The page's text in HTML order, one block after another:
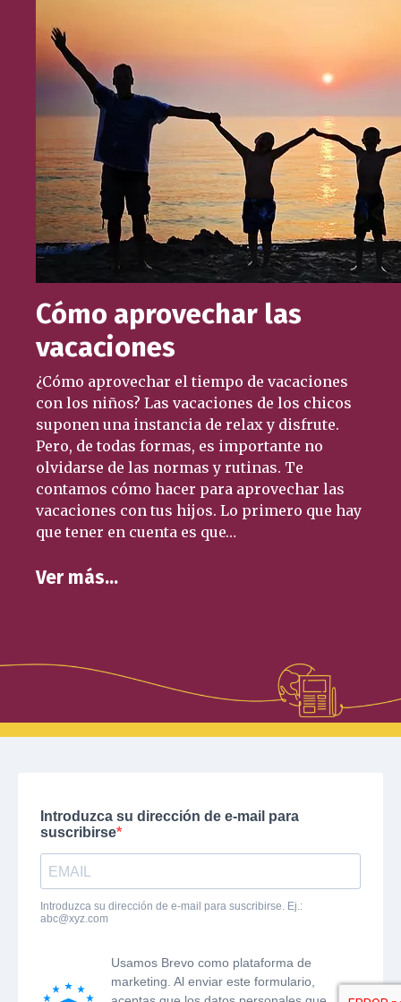
Cómo aprovechar las
vacaciones
¿Cómo aprovechar el tiempo de vacaciones
con los niños? Las vacaciones de los chicos
suponen una instancia de relax y disfrute.
Pero, de todas formas, es importante no
olvidarse de las normas y rutinas. Te
contamos cómo hacer para aprovechar las
vacaciones con tus hijos. Lo primero que hay
que tener en cuenta es que…
Ver más…